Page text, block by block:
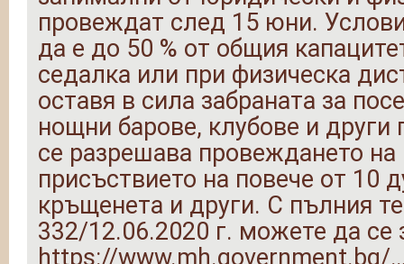
провеждат след 15 юни.
да е до 50 % от общия
седалка или при физическа
оставя в сила забраната за
нощни барове, клубове и
се разрешава провеждането на
присъствието на повече от 10
кръщенета и други. С пълния
332/12.06.2020 г. можете да се
https://